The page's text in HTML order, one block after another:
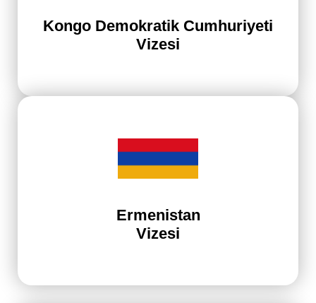
Kongo Demokratik Cumhuriyeti
Vizesi
Ermenistan
Vizesi